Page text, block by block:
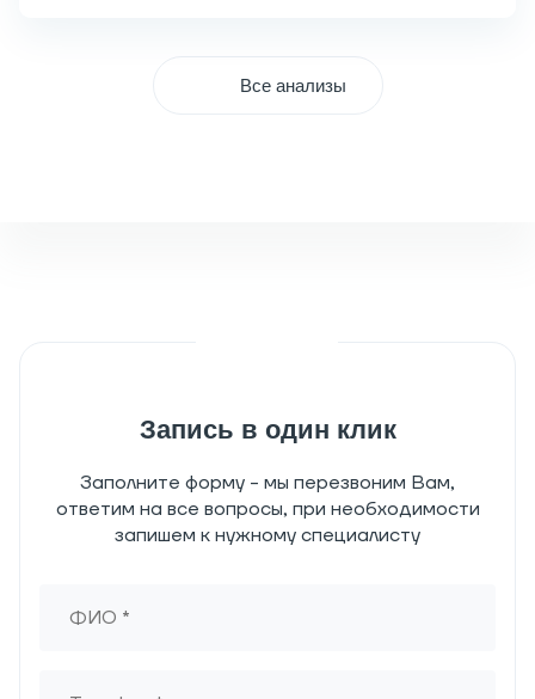
Все анализы
Запись в один клик
Заполните форму - мы перезвоним Вам,
ответим на все вопросы, при необходимости
запишем к нужному специалисту